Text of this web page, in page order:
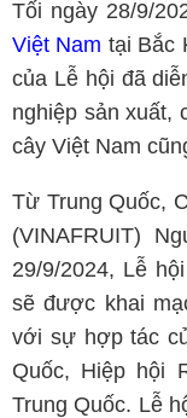
Tối ngày 28/9/
Việt Nam tại Bắc
của Lễ hội đã
nghiệp sản xuất,
cây Việt Nam
Từ Trung Quốc,
(VINAFRUIT)
29/9/2024, Lễ
sẽ được khai
với sự hợp tác
Quốc, Hiệp hội
Trung Quốc. Lễ